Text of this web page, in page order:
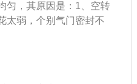
匀，其原因是：1、空转
太弱，个别气门密封不
；2、检查方法：发动
清洗和压缩空气吹通；
，倾听进气歧管或化油